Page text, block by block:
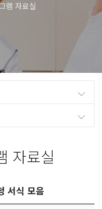
램 자료실
자료실
서식 모음